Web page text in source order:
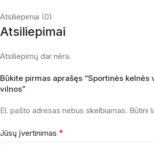
Atsiliepimai (0)
Atsiliepimai
Atsiliepimų dar nėra.
Būkite pirmas aprašęs “Sportinės kelnės
vilnos”
El. pašto adresas nebus skelbiamas. Būtini
Jūsų įvertinimas *